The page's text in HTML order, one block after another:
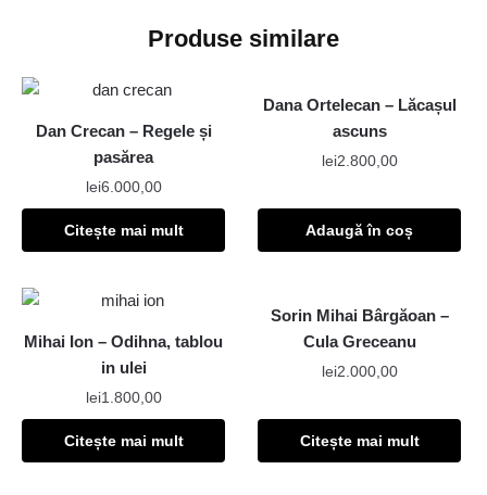
Produse similare
Dan Crecan – Regele și
pasărea
lei6.000,00
Citește mai mult
Dana Ortelecan – Lăcașul
ascuns
lei2.800,00
Adaugă în coș
Mihai Ion – Odihna, tablou
in ulei
lei1.800,00
Citește mai mult
Sorin Mihai Bârgăoan –
Cula Greceanu
lei2.000,00
Citește mai mult